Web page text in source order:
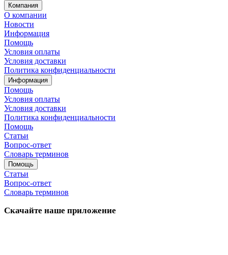
Компания
О компании
Новости
Информация
Помощь
Условия оплаты
Условия доставки
Политика конфиденциальности
Информация
Помощь
Условия оплаты
Условия доставки
Политика конфиденциальности
Помощь
Статьи
Вопрос-ответ
Словарь терминов
Помощь
Статьи
Вопрос-ответ
Словарь терминов
Скачайте наше приложение